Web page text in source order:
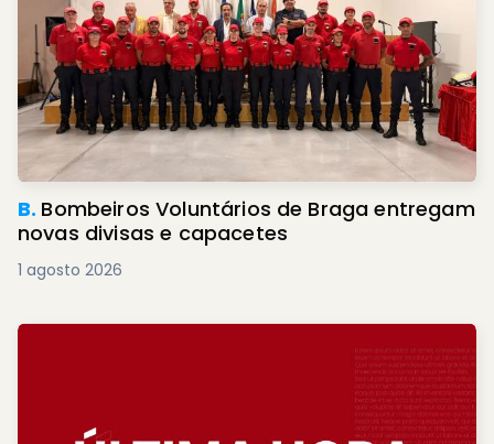
B. Bombeiros Voluntários de Braga entregam
novas divisas e capacetes
1 agosto 2026